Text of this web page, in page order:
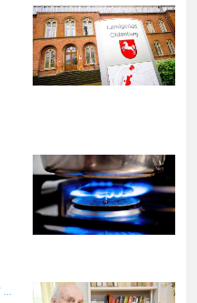
86-Jähriger wusste nicht mehr weiter